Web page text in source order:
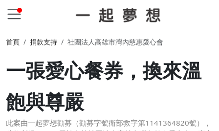
首頁 捐款支持 社團法人高雄市灣內慈惠愛心會
一張愛心餐券，換來溫
飽與尊嚴
此案由一起夢想勸募（勸募字號衛部救字第1141364820號），